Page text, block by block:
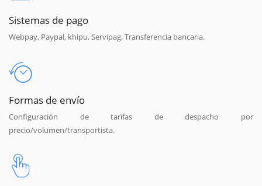
Sistemas de pago
Webpay, Paypal, khipu, Servipag, Transferencia bancaria.
Formas de envío
Configuración de tarifas de despacho por
precio/volumen/transportista.